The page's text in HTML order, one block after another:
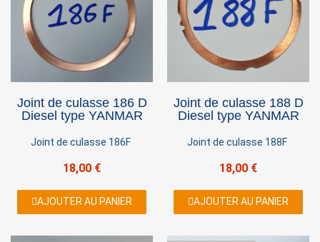
Joint de culasse 186 D
Diesel type YANMAR
Joint de culasse 186F
18,00 €
AJOUTER AU PANIER
Joint de culasse 188 D
Diesel type YANMAR
Joint de culasse 188F
18,00 €
AJOUTER AU PANIER